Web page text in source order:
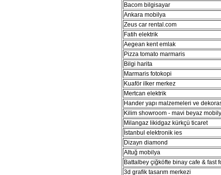
Bacom bilgisayar
Ankara mobilya
Zeus car rental.com
Fatih elektrik
Aegean kent emlak
Pizza tomato marmaris
Bilgi harita
Marmaris fotokopi
Kuaför ilker merkez
Mertcan elektrik
Hander yapı malzemeleri ve
Kilim showroom - mavi beyaz
Milangaz likidgaz kürkçü ticaret
İstanbul elektronik ies
Dizayn diamond
Altuğ mobilya
Battalbey çiğköfte binay cafe & fast
3d grafik tasarım merkezi